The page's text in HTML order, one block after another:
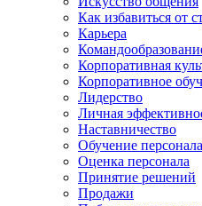
Как избавиться от
Карьера
Корпоративная
Корпоративное
Лидерство
Личная
Наставничество
Обучение персонала
Оценка персонала
Принятие решений
Продажи